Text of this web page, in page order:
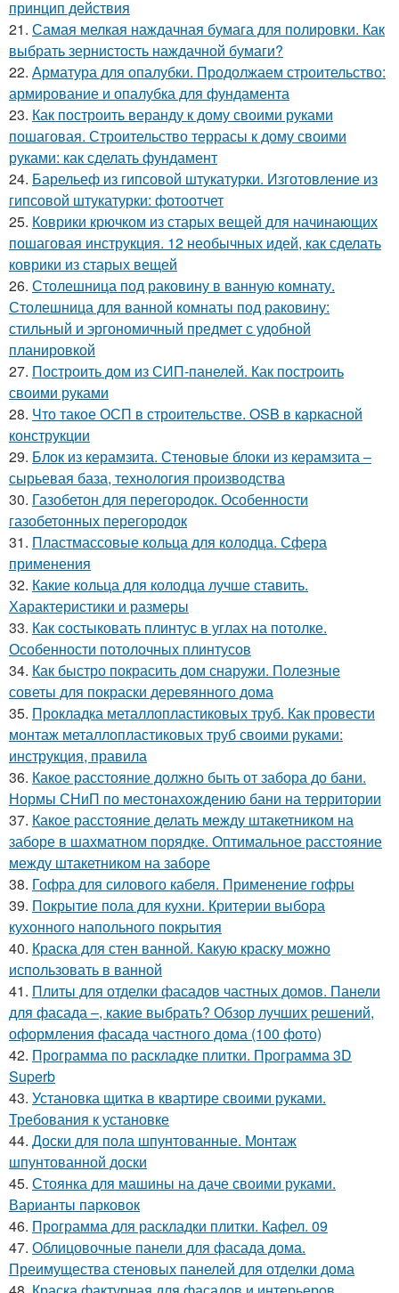
принцип действия
21. Самая мелкая наждачная бумага для полировки. Как
выбрать зернистость наждачной бумаги?
22. Арматура для опалубки. Продолжаем строительство:
армирование и опалубка для фундамента
23. Как построить веранду к дому своими руками
пошаговая. Строительство террасы к дому своими
руками: как сделать фундамент
24. Барельеф из гипсовой штукатурки. Изготовление из
гипсовой штукатурки: фотоотчет
25. Коврики крючком из старых вещей для начинающих
пошаговая инструкция. 12 необычных идей, как сделать
коврики из старых вещей
26. Столешница под раковину в ванную комнату.
Столешница для ванной комнаты под раковину:
стильный и эргономичный предмет с удобной
планировкой
27. Построить дом из СИП-панелей. Как построить
своими руками
28. Что такое ОСП в строительстве. OSB в каркасной
конструкции
29. Блок из керамзита. Стеновые блоки из керамзита –
сырьевая база, технология производства
30. Газобетон для перегородок. Особенности
газобетонных перегородок
31. Пластмассовые кольца для колодца. Сфера
применения
32. Какие кольца для колодца лучше ставить.
Характеристики и размеры
33. Как состыковать плинтус в углах на потолке.
Особенности потолочных плинтусов
34. Как быстро покрасить дом снаружи. Полезные
советы для покраски деревянного дома
35. Прокладка металлопластиковых труб. Как провести
монтаж металлопластиковых труб своими руками:
инструкция, правила
36. Какое расстояние должно быть от забора до бани.
Нормы СНиП по местонахождению бани на территории
37. Какое расстояние делать между штакетником на
заборе в шахматном порядке. Оптимальное расстояние
между штакетником на заборе
38. Гофра для силового кабеля. Применение гофры
39. Покрытие пола для кухни. Критерии выбора
кухонного напольного покрытия
40. Краска для стен ванной. Какую краску можно
использовать в ванной
41. Плиты для отделки фасадов частных домов. Панели
для фасада –, какие выбрать? Обзор лучших решений,
оформления фасада частного дома (100 фото)
42. Программа по раскладке плитки. Программа 3D
Superb
43. Установка щитка в квартире своими руками.
Требования к установке
44. Доски для пола шпунтованные. Монтаж
шпунтованной доски
45. Стоянка для машины на даче своими руками.
Варианты парковок
46. Программа для раскладки плитки. Кафел. 09
47. Облицовочные панели для фасада дома.
Преимущества стеновых панелей для отделки дома